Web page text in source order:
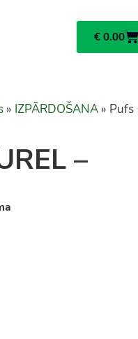
€ 0.00
» IZPĀRDOŠANA » Pufs
–